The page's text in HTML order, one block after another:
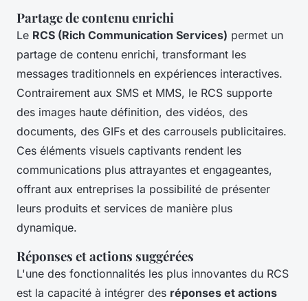
Partage de contenu enrichi
Le RCS (Rich Communication Services) permet un
partage de contenu enrichi, transformant les
messages traditionnels en expériences interactives.
Contrairement aux SMS et MMS, le RCS supporte
des images haute définition, des vidéos, des
documents, des GIFs et des carrousels publicitaires.
Ces éléments visuels captivants rendent les
communications plus attrayantes et engageantes,
offrant aux entreprises la possibilité de présenter
leurs produits et services de manière plus
dynamique.
Réponses et actions suggérées
L'une des fonctionnalités les plus innovantes du RCS
est la capacité à intégrer des réponses et actions